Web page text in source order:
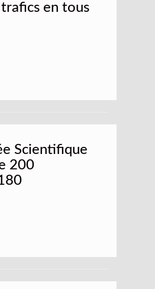
en tous
Scientifique
200